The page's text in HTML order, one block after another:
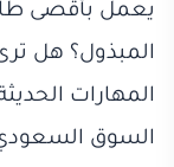
يعمل بأقصى
المبذول؟ هل
المهارات
السوق